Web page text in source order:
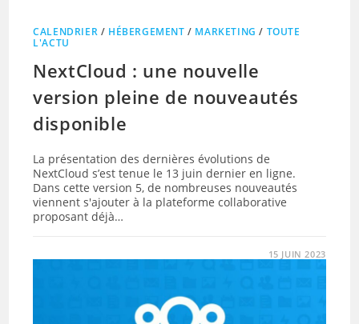
CALENDRIER / HÉBERGEMENT / MARKETING / TOUTE
L'ACTU
NextCloud : une nouvelle
version pleine de nouveautés
disponible
La présentation des dernières évolutions de
NextCloud s’est tenue le 13 juin dernier en ligne.
Dans cette version 5, de nombreuses nouveautés
viennent s'ajouter à la plateforme collaborative
proposant déjà…
15 JUIN 2023